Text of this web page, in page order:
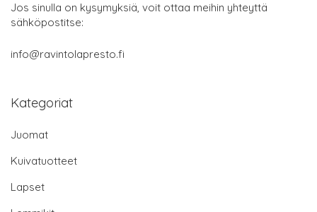
Jos sinulla on kysymyksiä, voit ottaa meihin yhteyttä
sähköpostitse:
info@ravintolapresto.fi
Kategoriat
Juomat
Kuivatuotteet
Lapset